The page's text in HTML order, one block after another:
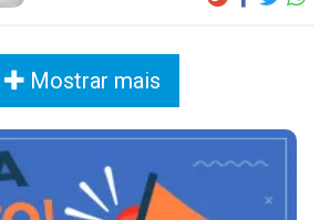
Mostrar mais